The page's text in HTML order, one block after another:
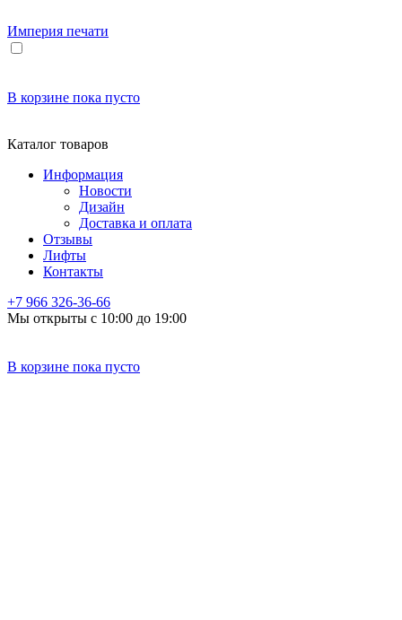
Империя печати
В корзине пока пусто
Каталог товаров
Информация
Новости
Дизайн
Доставка и оплата
Отзывы
Лифты
Контакты
+7 966 326-36-66
Мы открыты с 10:00 до 19:00
В корзине пока пусто